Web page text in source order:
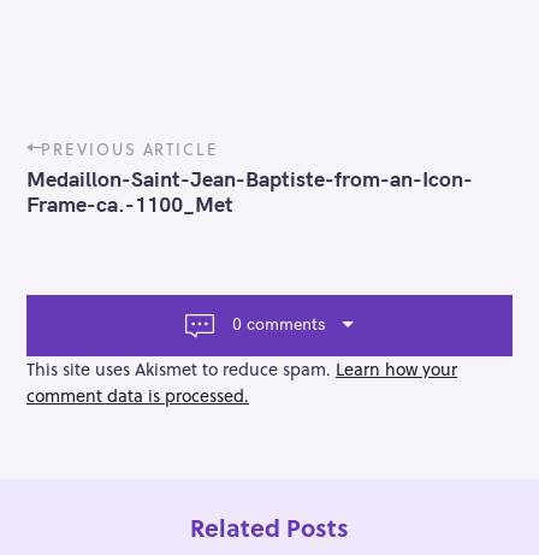
P
o
s
t
v
a
t
i
PREVIOUS ARTICLE
Medaillon-Saint-Jean-Baptiste-from-an-Icon-
Frame-ca.-1100_Met
0 comments
This site uses Akismet to reduce spam. Learn how your
comment data is processed.
Related Posts